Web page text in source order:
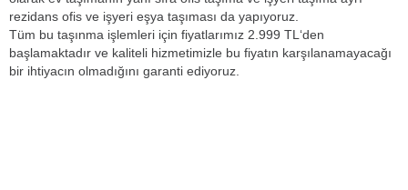
rezidans ofis ve işyeri eşya taşıması da yapıyoruz.
Tüm bu taşınma işlemleri için fiyatlarımız 2.999 TL‘den
başlamaktadır ve kaliteli hizmetimizle bu fiyatın karşılanamayacağı
bir ihtiyacın olmadığını garanti ediyoruz.